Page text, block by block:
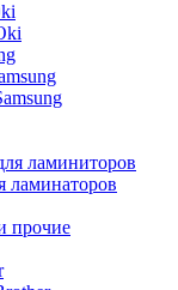
ламиниторов
ламинаторов
прочие